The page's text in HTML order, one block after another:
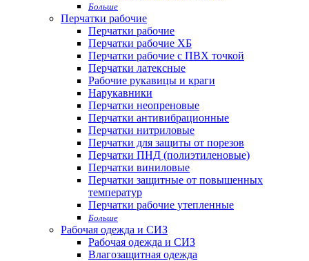
Больше
Перчатки рабочие
Перчатки рабочие
Перчатки рабочие ХБ
Перчатки рабочие с ПВХ точкой
Перчатки латексные
Рабочие рукавицы и краги
Нарукавники
Перчатки неопреновые
Перчатки антивибрационные
Перчатки нитриловые
Перчатки для защиты от порезов
Перчатки ПНД (полиэтиленовые)
Перчатки виниловые
Перчатки защитные от повышенных
температур
Перчатки рабочие утепленные
Больше
Рабочая одежда и СИЗ
Рабочая одежда и СИЗ
Влагозащитная одежда